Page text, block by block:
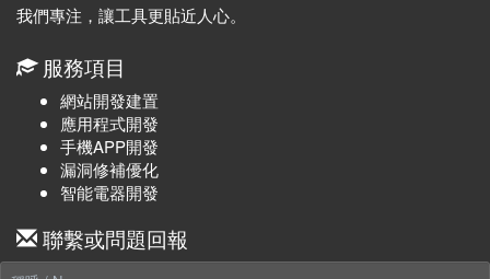
我們專注，讓工具更貼近人心。
服務項目
網站開發建置
應用程式開發
手機APP開發
漏洞修補優化
智能電器開發
聯繫或問題回報